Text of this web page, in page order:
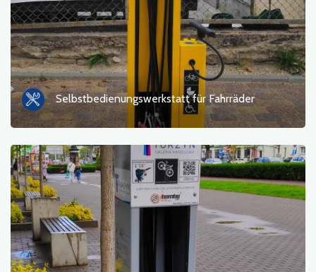
Selbstbedienungswerkstatt für Fahrräder
Shop und Fahrradservice
Sport und Erholung
Wasser
Monument
Historische Kirchen
Fotos
Sonstiges